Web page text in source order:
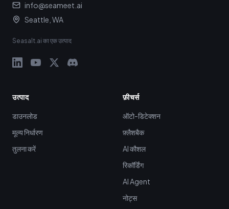
info@seameet.ai
Seattle, WA
Seasalt.ai का एक उत्पाद
उत्पाद
डाउनलोड
मूल्य निर्धारण
तुलना करें
फ़ीचर्स
ऑटो-डिटेक्शन
फ़्लैशबैक
AI कौशल
रिकॉर्डिंग
AI Agent
नोट्स